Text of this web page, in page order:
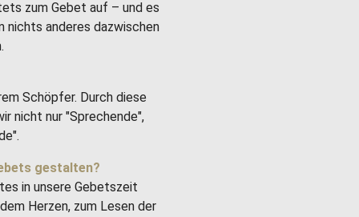
zum Gebet auf – und es
nichts anderes dazwischen
Schöpfer. Durch diese
nicht nur "Sprechende",
gestalten?
in unsere Gebetszeit
Herzen, zum Lesen der